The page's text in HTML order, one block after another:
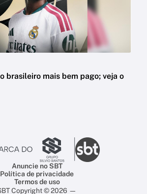
brasileiro mais bem pago; veja o
Anuncie no SBT
Política de privacidade
Termos de uso
Copyright © 2026 —